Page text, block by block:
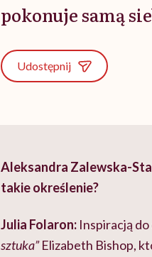
pokonuje samą
Udostępnij
Aleksandra Zalewska-
takie określenie?
Julia Folaron: Inspiracją do
sztuka”Elizabeth Bishop,